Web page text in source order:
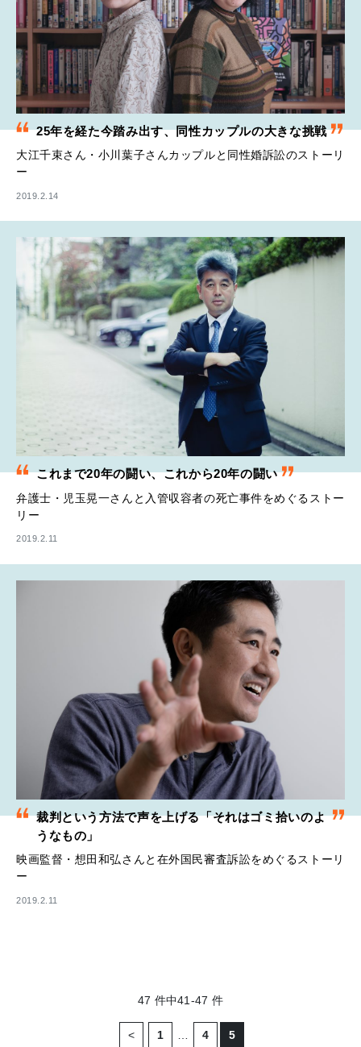
25年を経た今踏み出す、同性カップルの大きな挑戦
大江千束さん・小川葉子さんカップルと同性婚訴訟のストーリ
ー
2019.2.14
これまで20年の闘い、これから20年の闘い
弁護士・児玉晃一さんと入管収容者の死亡事件をめぐるストー
リー
2019.2.11
裁判という方法で声を上げる「それはゴミ拾いのよ
うなもの」
映画監督・想田和弘さんと在外国民審査訴訟をめぐるストーリ
ー
2019.2.11
47 件中41-47 件
< 1 … 4 5